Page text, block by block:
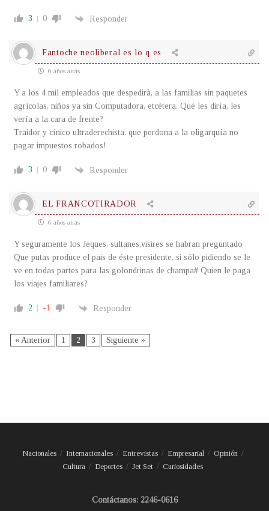
3 0 Responder
Fantoche neoliberal es lo q es
6 años atrás
Y a los 4 mil empleados que despedirà, a las familias sin paquetes
agrìcolas, niños ya sin Computadora, etcètera. Qué les diría, les
vería a la cara de frente?
Traidor y cínico ultraderechista, que perdona a la oligarquía no
pagar impuestos robados!
3 0 Responder
EL FRANCOTIRADOR
6 años atrás
Y seguramente los Jeques, sultanes,visires se habran preguntado
Que putas produce el pais de éste presidente, si sólo pidiendo se le
ve en todas partes para las golondrinas de champa# Quien le paga
los viajes familiares?
2 -1 Responder
« Anterior 1 2 3 Siguiente »
Nacionales Internacionales Entrevistas Empresarial
Opinión
Cultura
Deportes Jet Set Curiosidades
Contáctanos: 2246-0616